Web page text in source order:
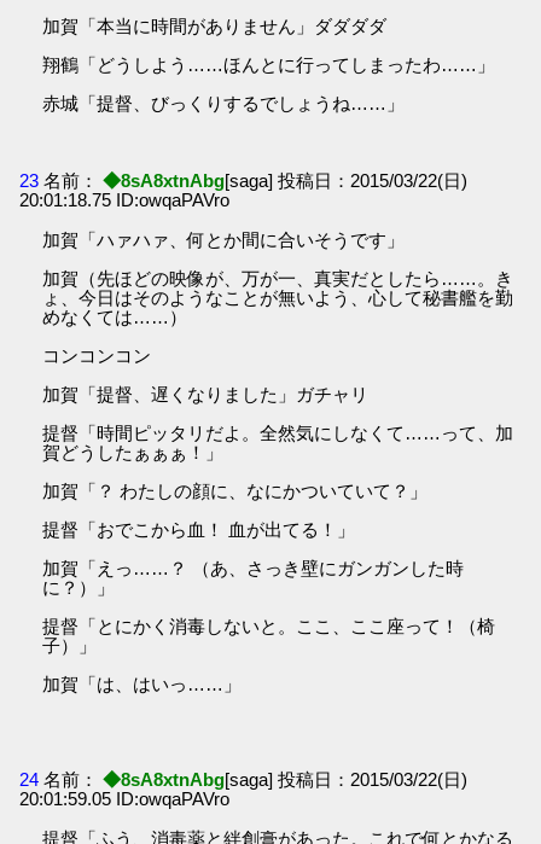
加賀「本当に時間がありません」ダダダダ
翔鶴「どうしよう……ほんとに行ってしまったわ……」
赤城「提督、びっくりするでしょうね……」
23 名前： ◆8sA8xtnAbg[saga] 投稿日：2015/03/22(日)
20:01:18.75 ID:owqaPAVro
加賀「ハァハァ、何とか間に合いそうです」
加賀（先ほどの映像が、万が一、真実だとしたら……。き
ょ、今日はそのようなことが無いよう、心して秘書艦を勤
めなくては……）
コンコンコン
加賀「提督、遅くなりました」ガチャリ
提督「時間ピッタリだよ。全然気にしなくて……って、加
賀どうしたぁぁぁ！」
加賀「？ わたしの顔に、なにかついていて？」
提督「おでこから血！ 血が出てる！」
加賀「えっ……？ （あ、さっき壁にガンガンした時
に？）」
提督「とにかく消毒しないと。ここ、ここ座って！（椅
子）」
加賀「は、はいっ……」
24 名前： ◆8sA8xtnAbg[saga] 投稿日：2015/03/22(日)
20:01:59.05 ID:owqaPAVro
提督「ふう、消毒薬と絆創膏があった。これで何とかなる